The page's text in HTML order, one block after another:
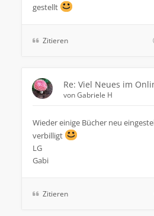
gestellt
Zitieren
Re: Viel Neues im
vonGabriele H
Wieder einige Bücher neu
verbilligt
LG
Gabi
Zitieren